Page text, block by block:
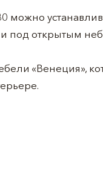
под открытым
«Венеция»,